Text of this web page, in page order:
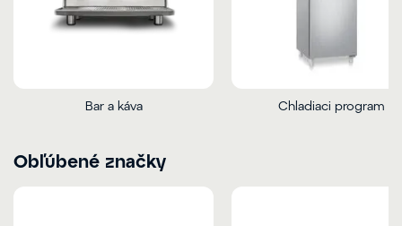
Bar a káva Chladiaci program
Obľúbené značky